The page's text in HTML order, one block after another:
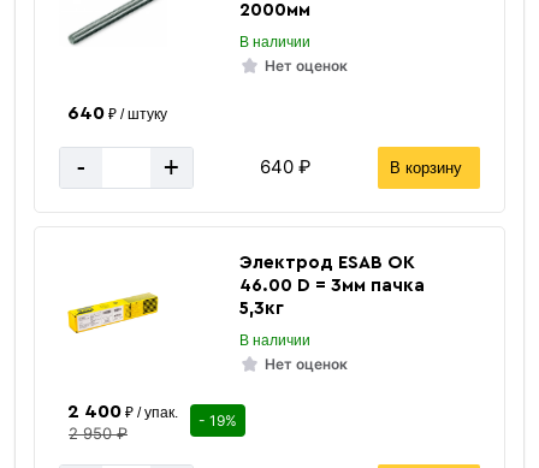
2000мм
В наличии
Нет оценок
640₽ / штуку
- + 640 ₽ В корзину
Электрод ESAB ОК
46.00 D = 3мм пачка
5,3кг
В наличии
Нет оценок
2 400₽ / упак.
2 950 ₽
- 19%